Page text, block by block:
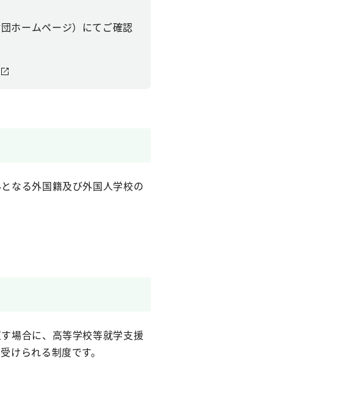
ホームページ）にてご確認
なる外国籍及び外国人学校の
場合に、高等学校等就学支援
けられる制度です。